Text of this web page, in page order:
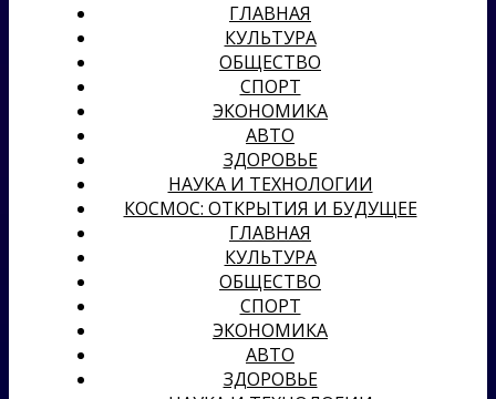
ГЛАВНАЯ
КУЛЬТУРА
ОБЩЕСТВО
СПОРТ
ЭКОНОМИКА
АВТО
ЗДОРОВЬЕ
НАУКА И ТЕХНОЛОГИИ
КОСМОС: ОТКРЫТИЯ И БУДУЩЕЕ
ГЛАВНАЯ
КУЛЬТУРА
ОБЩЕСТВО
СПОРТ
ЭКОНОМИКА
АВТО
ЗДОРОВЬЕ